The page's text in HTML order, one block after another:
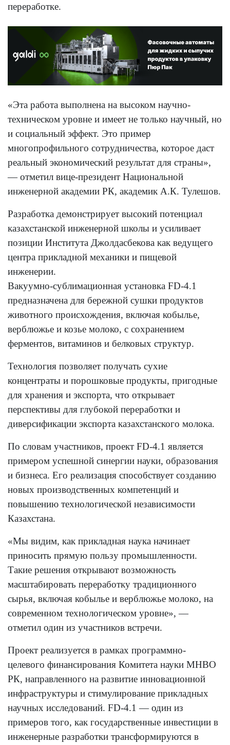
переработке.
«Эта работа выполнена на высоком научно-
техническом уровне и имеет не только научный, но
и социальный эффект. Это пример
многопрофильного сотрудничества, которое даст
реальный экономический результат для страны»,
— отметил вице-президент Национальной
инженерной академии РК, академик А.К. Тулешов.
Разработка демонстрирует высокий потенциал
казахстанской инженерной школы и усиливает
позиции Института Джолдасбекова как ведущего
центра прикладной механики и пищевой
инженерии.
Вакуумно-сублимационная установка FD-4.1
предназначена для бережной сушки продуктов
животного происхождения, включая кобылье,
верблюжье и козье молоко, с сохранением
ферментов, витаминов и белковых структур.
Технология позволяет получать сухие
концентраты и порошковые продукты, пригодные
для хранения и экспорта, что открывает
перспективы для глубокой переработки и
диверсификации экспорта казахстанского молока.
По словам участников, проект FD-4.1 является
примером успешной синергии науки, образования
и бизнеса. Его реализация способствует созданию
новых производственных компетенций и
повышению технологической независимости
Казахстана.
«Мы видим, как прикладная наука начинает
приносить прямую пользу промышленности.
Такие решения открывают возможность
масштабировать переработку традиционного
сырья, включая кобылье и верблюжье молоко, на
современном технологическом уровне», —
отметил один из участников встречи.
Проект реализуется в рамках программно-
целевого финансирования Комитета науки МНВО
РК, направленного на развитие инновационной
инфраструктуры и стимулирование прикладных
научных исследований. FD-4.1 — один из
примеров того, как государственные инвестиции в
инженерные разработки трансформируются в